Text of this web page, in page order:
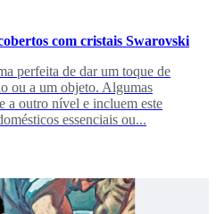
com cristais Swarovski
perfeita de dar um toque de
ou a um objeto. Algumas
a outro nível e incluem este
essenciais ou...